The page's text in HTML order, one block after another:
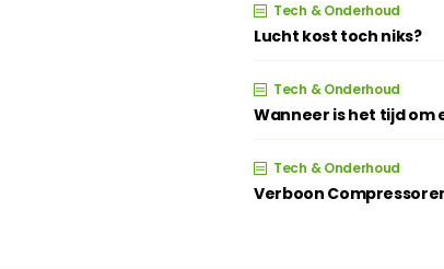
Tech & Onderhoud
Lucht kost toch niks?
Tech & Onderhoud
Wanneer is het tijd
Tech & Onderhoud
Verboon